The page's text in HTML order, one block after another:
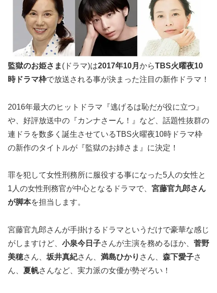
監獄のお姫さま (ドラマ)は2017年10月 からTBS火曜夜10
時ドラマ枠で放送される事が決まった注目の新作ドラマ！
2016年最大のヒットドラマ『逃げるは恥だが役に立つ』
や、好評放送中の『カンナさーん！』など、話題性抜群の
連ドラを数多く誕生させているTBS火曜夜10時ドラマ枠
の新作のタイトルが『監獄のお姉さま』に決定！
罪を犯して女性刑務所に服役する事になった5人の女性と
1人の女性刑務官が中心となるドラマで、 宮藤官九郎さん
が脚本を担当します。
宮藤官九郎さんが手掛けるドラマというだけで豪華な感じ
がしますけど、 小泉今日子さんが主演を務めるほか、 菅野
美穂さん、 坂井真紀さん、 満島ひかり さん、 森下愛子さ
ん、 夏帆さんなど、実力派の女優が勢ぞろい！